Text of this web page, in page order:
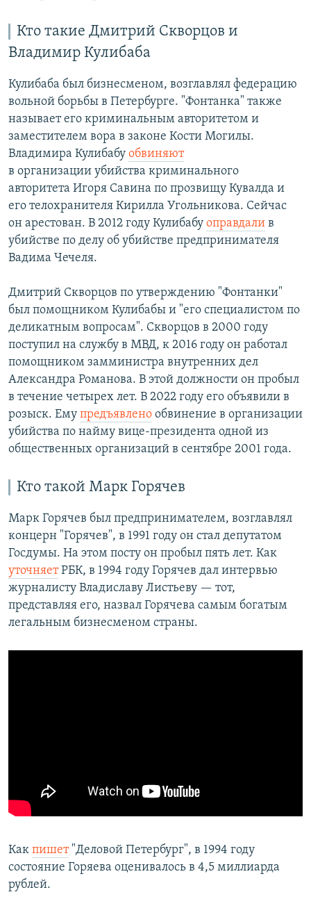
Кто такие Дмитрий Скворцов и
Владимир Кулибаба
Кулибаба был бизнесменом, возглавлял федерацию
вольной борьбы в Петербурге. "Фонтанка" также
называет его криминальным авторитетом и
заместителем вора в законе Кости Могилы.
Владимира Кулибабу обвиняют
в организации убийства криминального
авторитета Игоря Савина по прозвищу Кувалда и
его телохранителя Кирилла Угольникова. Сейчас
он арестован. В 2012 году Кулибабу оправдали в
убийстве по делу об убийстве предпринимателя
Вадима Чечеля.
Дмитрий Скворцов по утверждению "Фонтанки"
был помощником Кулибабы и "его специалистом по
деликатным вопросам". Скворцов в 2000 году
поступил на службу в МВД, к 2016 году он работал
помощником замминистра внутренних дел
Александра Романова. В этой должности он пробыл
в течение четырех лет. В 2022 году его объявили в
розыск. Ему предъявлено обвинение в организации
убийства по найму вице-президента одной из
общественных организаций в сентябре 2001 года.
Кто такой Марк Горячев
Марк Горячев был предпринимателем, возглавлял
концерн "Горячев", в 1991 году он стал депутатом
Госдумы. На этом посту он пробыл пять лет. Как
уточняетРБК, в 1994 году Горячев дал интервью
журналисту Владиславу Листьеву — тот,
представляя его, назвал Горячева самым богатым
легальным бизнесменом страны.
Как пишет"Деловой Петербург", в 1994 году
состояние Горяева оценивалось в 4,5 миллиарда
рублей.